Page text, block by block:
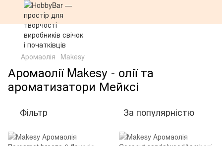
Аромаолія Makesy
Аромаолії Makesy - олії та
ароматизатори Мейксі
Фільтр За популярністю